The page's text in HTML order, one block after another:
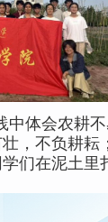
体会农耕
，不负耕耘
们在泥土里